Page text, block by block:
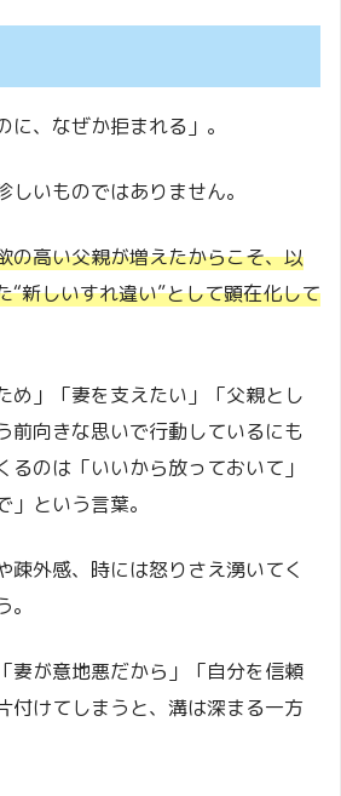
に、なぜか拒まれる」。
しいものではありません。
の高い父親が増えたからこそ、以
“新しいすれ違い”として顕在化して
め」「妻を支えたい」「父親とし
前向きな思いで行動しているにも
るのは「いいから放っておいて」
」という言葉。
疎外感、時には怒りさえ湧いてく
妻が意地悪だから」「自分を信頼
付けてしまうと、溝は深まる一方